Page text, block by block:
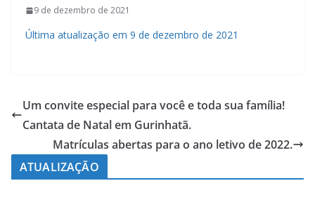
9 de dezembro de 2021
Última atualização em 9 de dezembro de 2021
Um convite especial para você e toda sua família!
Cantata de Natal em Gurinhatã.
Matrículas abertas para o ano letivo de 2022.
ATUALIZAÇÃO